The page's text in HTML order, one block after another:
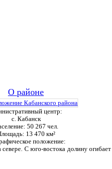
О районе
центр:
с. Кабанск
50 267 чел.
13 470 км²
положение:
С юго-востока долину